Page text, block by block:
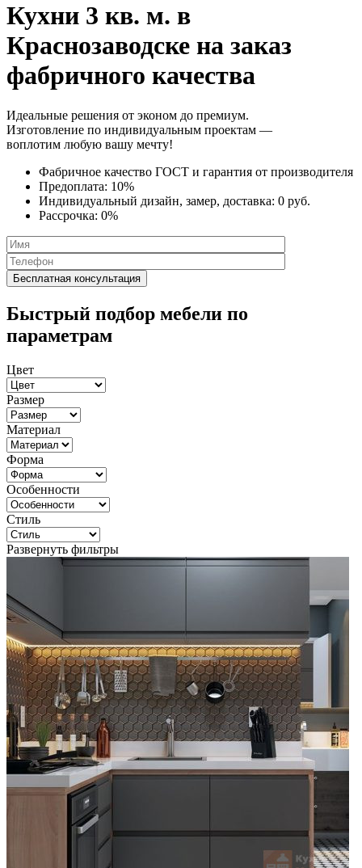
Кухни 3 кв. м. в
Краснозаводске на заказ
фабричного качества
Идеальные решения от эконом до премиум.
Изготовление по индивидуальным проектам —
воплотим любую вашу мечту!
Фабричное качество ГОСТ и гарантия от производителя
Предоплата: 10%
Индивидуальный дизайн, замер, доставка: 0 руб.
Рассрочка: 0%
Быстрый подбор мебели по
параметрам
Цвет
Размер
Материал
Форма
Особенности
Стиль
Развернуть фильтры